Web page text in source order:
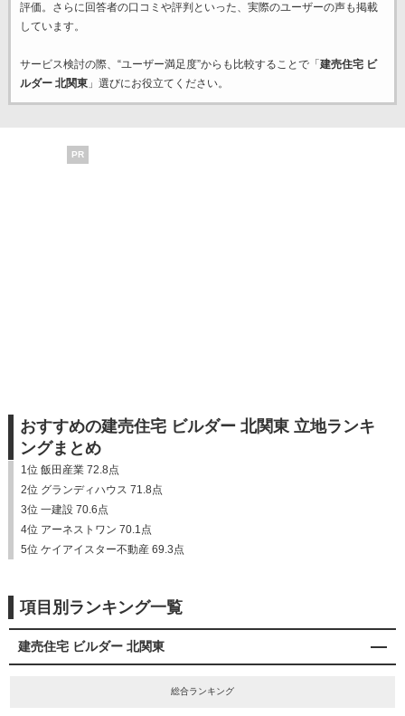
評価。さらに回答者の口コミや評判といった、実際のユーザーの声も掲載
しています。
サービス検討の際、“ユーザー満足度”からも比較することで「 建売住宅 ビ
ルダー 北関東」選びにお役立てください。
PR
おすすめの建売住宅 ビルダー 北関東 立地ランキ
ングまとめ
1位 飯田産業 72.8点
2位 グランディハウス 71.8点
3位 一建設 70.6点
4位 アーネストワン 70.1点
5位 ケイアイスター不動産 69.3点
項目別ランキング一覧
建売住宅 ビルダー 北関東
総合ランキング